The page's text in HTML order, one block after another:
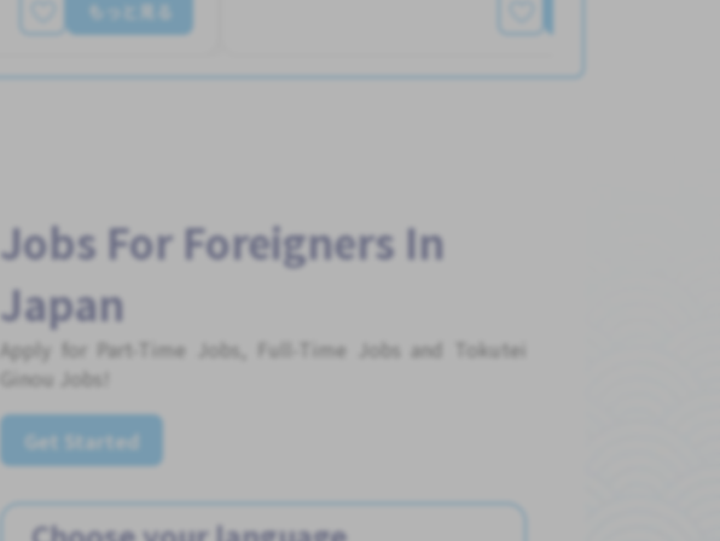
もっと見る
Jobs For Foreigners In
Japan
Apply for Part-Time Jobs, Full-Time Jobs and Tokutei
Ginou Jobs!
Get Started